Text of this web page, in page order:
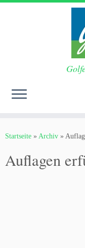
Inhalt
Startseite » Archiv »
Auflagen